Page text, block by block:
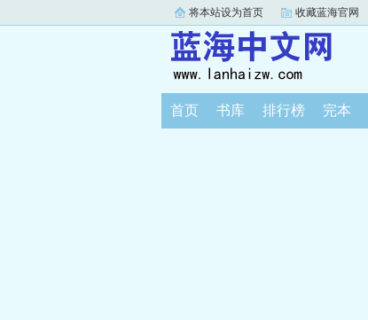
将本站设为首页 收藏蓝海官网
首页 书库 排行榜 完本